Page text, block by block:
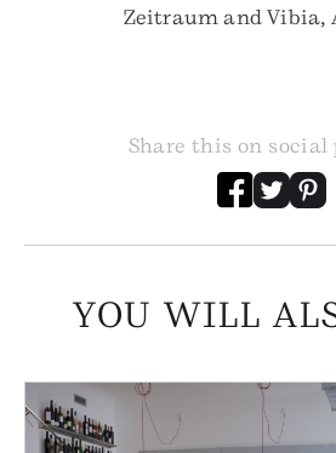
Zeitraum and Vibia,
Share this on social
YOU WILL